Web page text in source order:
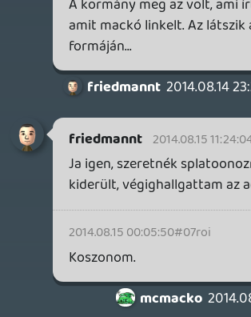
Thrustmaster TR500 egy GT rim-el. Pc-vel,
Ps3-al és talán Ps4 kompatibilis. Már ha
komolyan kérdezted...
friedmannt 2014.08.14 16:15:30
friedmannt 2014.08.14 16:15:30 #07rod
Sziasztok.
linkelni:
A képen van egy cockpit, meg ülés, meg
kormány.
márkáját, és típusát?
Kéne ilyen otthonra 🙂